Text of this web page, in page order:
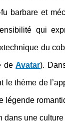
barbare et
qui
du
deAvatar).
thème de
dans une